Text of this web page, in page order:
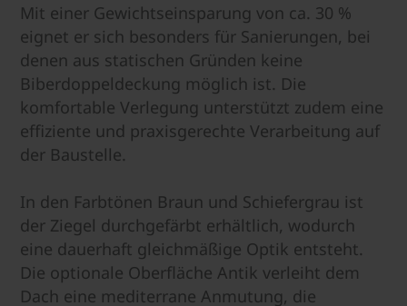
Mit einer Gewichtseinsparung von ca. 30 %
eignet er sich besonders für Sanierungen, bei
denen aus statischen Gründen keine
Biberdoppeldeckung möglich ist. Die
komfortable Verlegung unterstützt zudem eine
effiziente und praxisgerechte Verarbeitung auf
der Baustelle.
In den Farbtönen Braun und Schiefergrau ist
der Ziegel durchgefärbt erhältlich, wodurch
eine dauerhaft gleichmäßige Optik entsteht.
Die optionale Oberfläche Antik verleiht dem
Dach eine mediterrane Anmutung, die